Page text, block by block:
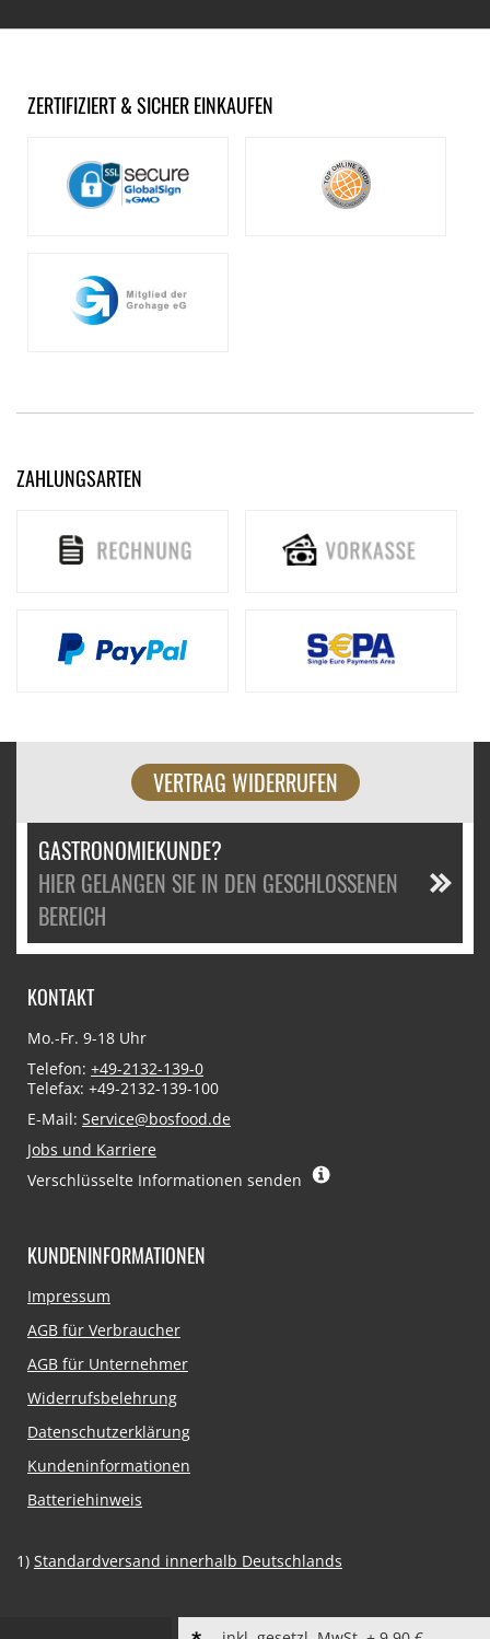
ZERTIFIZIERT & SICHER EINKAUFEN
ZAHLUNGSARTEN
VERTRAG WIDERRUFEN
GASTRONOMIEKUNDE?
HIER GELANGEN SIE IN DEN GESCHLOSSENEN
BEREICH
KONTAKT
Mo.-Fr. 9-18 Uhr
Telefon: +49-2132-139-0
Telefax: +49-2132-139-100
E-Mail: Service@bosfood.de
Jobs und Karriere
Verschlüsselte Informationen senden
KUNDENINFORMATIONEN
Navigation
Impressum
AGB für Verbraucher
AGB für Unternehmer
Widerrufsbelehrung
Datenschutzerklärung
Kundeninformationen
Batteriehinweis
1) Standardversand innerhalb Deutschlands